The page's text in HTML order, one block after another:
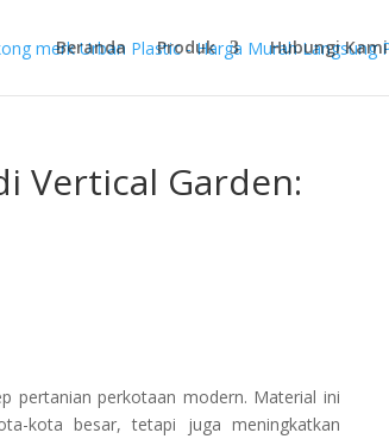
Beranda Produk Hubungi Kami
Vertical Garden:
pertanian perkotaan modern. Material ini
kota besar, tetapi juga meningkatkan